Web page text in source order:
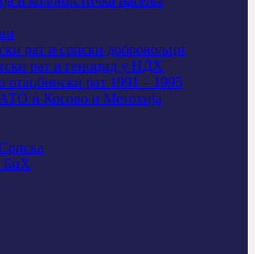
рат и српски добровољци
рат и геноцид у НДХ
отаџбински рат 1991 – 1995
и Косово и Метохија
БиХ